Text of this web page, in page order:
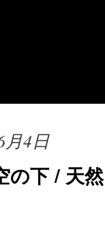
月4日
の下 / 天